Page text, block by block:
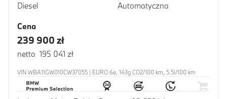
Diesel
Automatyczna
Cena
239 900 zł
netto 195 041 zł
VIN WBA11GW010CW37055 | EURO 6e, 143g CO2/100 km, 5.5l/100 km